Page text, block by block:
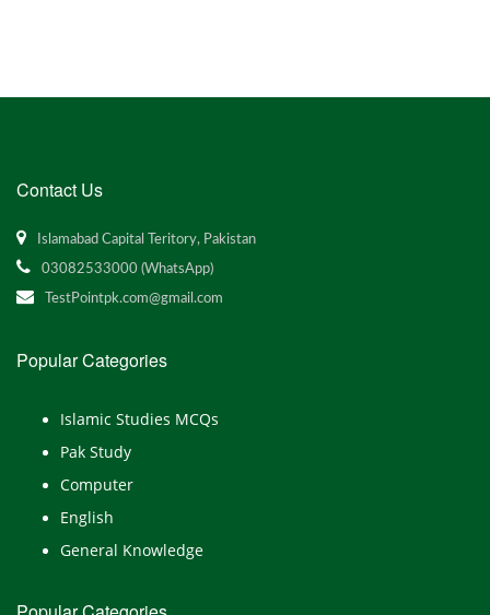
Contact Us
Islamabad Capital Teritory, Pakistan
03082533000 (WhatsApp)
TestPointpk.com@gmail.com
Popular Categories
Islamic Studies MCQs
Pak Study
Computer
English
General Knowledge